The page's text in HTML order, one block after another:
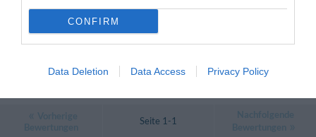
CONFIRM
Data Deletion Data Access Privacy Policy
Paar unter 35 Jahren
Non ho apprezzato il bagno al di fuori della camera. Ambiente tranquillo.
Seite 1-1